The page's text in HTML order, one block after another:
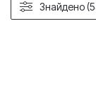
Знайдено